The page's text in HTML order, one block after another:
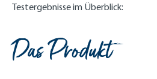
Testergebnisse im Überblick:
Das Produkt